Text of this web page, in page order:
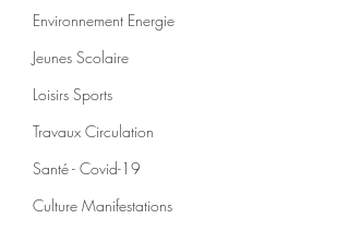
Environnement Energie
Jeunes Scolaire
Loisirs Sports
Travaux Circulation
Santé - Covid-19
Culture Manifestations